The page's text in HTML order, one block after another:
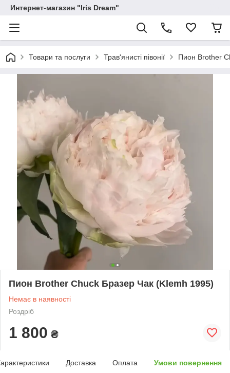
Интернет-магазин "Iris Dream"
Товари та послуги Трав'янисті півонії Пион Brother
Пион Brother Chuck Бразер Чак (Klemh 1995)
Немає в наявності
Роздріб
1 800 ₴
Доставка Оплата Умови повернення